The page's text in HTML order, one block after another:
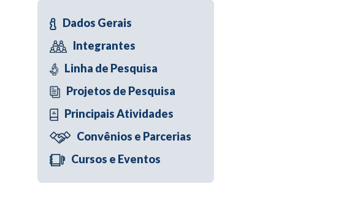
Dados Gerais
Integrantes
Linha de Pesquisa
Projetos de Pesquisa
Principais Atividades
Convênios e Parcerias
Cursos e Eventos